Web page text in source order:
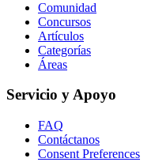
Comunidad
Concursos
Artículos
Categorías
Áreas
Servicio y Apoyo
FAQ
Contáctanos
Consent Preferences